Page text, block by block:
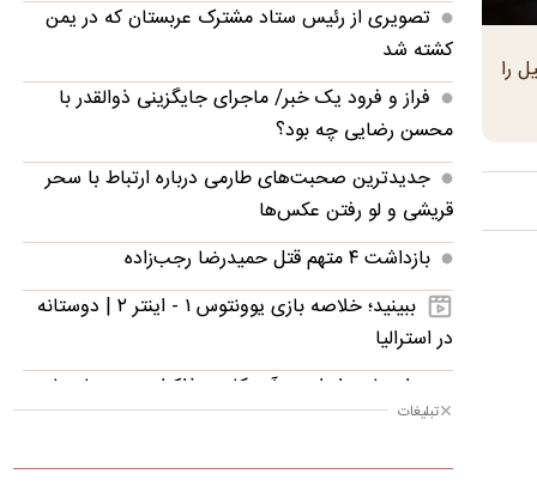
را
تصویری از رئیس ستاد مشترک عربستان که در یمن
کشته شد
فراز و فرود یک خبر/ ماجرای جایگزینی ذوالقدر با
محسن رضایی چه بود؟
جدیدترین صحبت‌های طارمی درباره ارتباط با سحر
قریشی و لو رفتن عکس‌ها
بازداشت ۴ متهم قتل حمیدرضا رجب‌زاده
ببینید؛ خلاصه بازی یوونتوس ۱ - اینتر ۲ | دوستانه
در استرالیا
بی‌اعتمادی ایران به آمریکا بر مذاکرات هرمز با عمان
سایه انداخته است
اینتر یونتوس را در استرالیا شکست داد
تبلیغات